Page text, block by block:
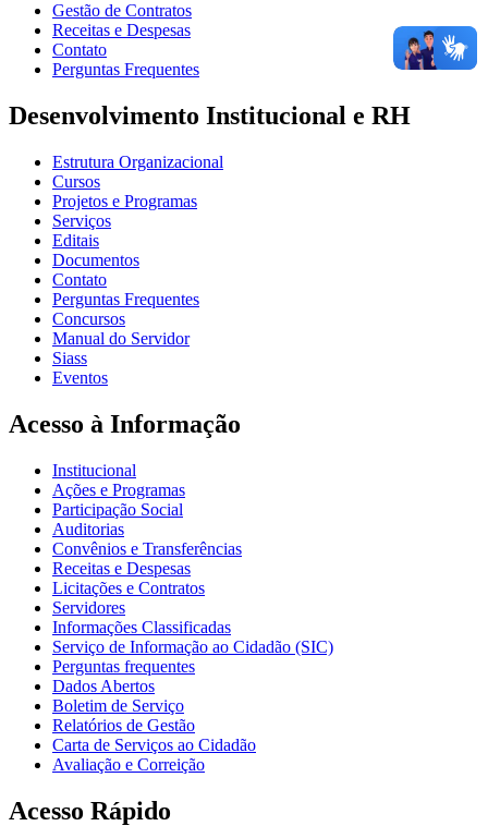
Gestão de Contratos
Receitas e Despesas
Contato
Perguntas Frequentes
Desenvolvimento Institucional e RH
Estrutura Organizacional
Cursos
Projetos e Programas
Serviços
Editais
Documentos
Contato
Perguntas Frequentes
Concursos
Manual do Servidor
Siass
Eventos
Acesso à Informação
Institucional
Ações e Programas
Participação Social
Auditorias
Convênios e Transferências
Receitas e Despesas
Licitações e Contratos
Servidores
Informações Classificadas
Serviço de Informação ao Cidadão (SIC)
Perguntas frequentes
Dados Abertos
Boletim de Serviço
Relatórios de Gestão
Carta de Serviços ao Cidadão
Avaliação e Correição
Acesso Rápido